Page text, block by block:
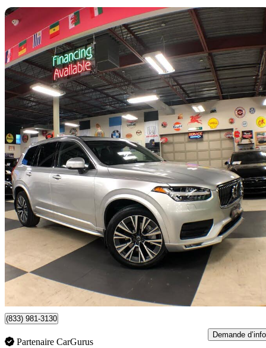
2021 Volvo XC90
T6 Momentum 7-Passenger AWD73 378 km
Affaire
526 $/mois env.
(833) 981-3130
Partenaire CarGurus
Demande d’info